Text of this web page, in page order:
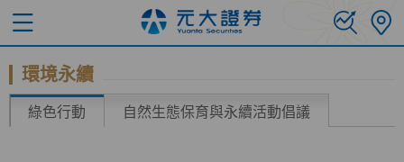
環境永續
綠色行動 自然生態保育與永續活動倡議